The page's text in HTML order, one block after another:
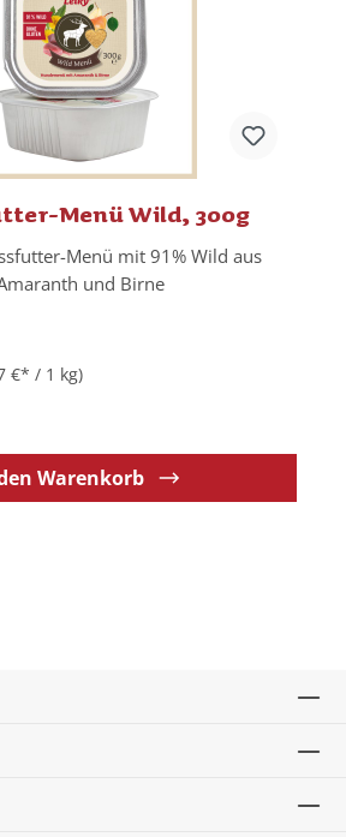
Menü Wild, 300g
Menü mit 91% Wild aus
und Birne
€* / 1 kg)
Warenkorb